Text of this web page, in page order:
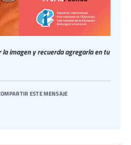
imagen y recuerda agregarla en tu
este mensaje